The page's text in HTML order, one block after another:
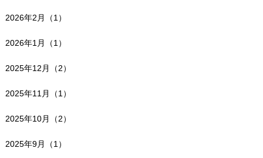
2026年2月（1）
2026年1月（1）
2025年12月（2）
2025年11月（1）
2025年10月（2）
2025年9月（1）